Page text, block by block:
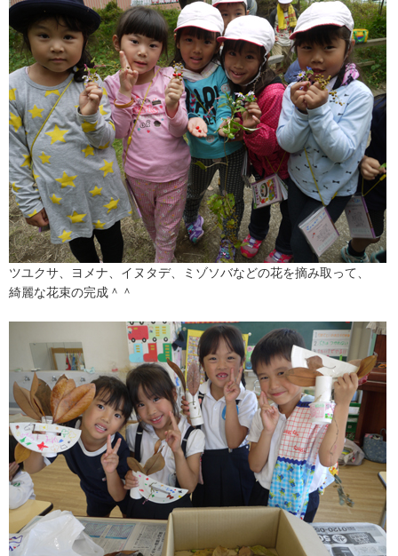
ツユクサ、ヨメナ、イヌタデ、ミゾソバなどの花を摘み取って、
綺麗な花束の完成＾＾